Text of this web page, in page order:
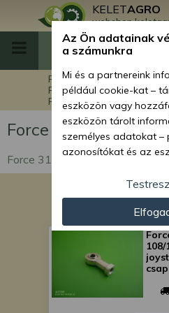
KELETAGRO
Főoldal
Force
Force markolók
Force 310 Ex markoló
Force 310 Ex
Force 310 Ex markoló
108/
Az Ön adatainak
a számunkra
Mi és a partnereink
például cookie-kat –
eszközön vagy
eszközön tárolt
személyes adatokat –
azonosítókat és az
személyre szabott
tartalom nyújtásához,
tartalomméréshez,
gyűjtéséhez, valamint
kifejlesztéséhez és a
javításához. Az Ön
partnereink
módszerrel szerzett